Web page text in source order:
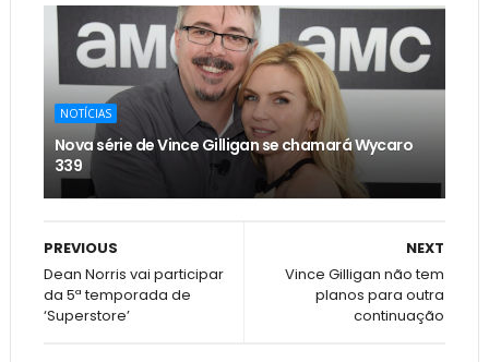
NOTÍCIAS
Nova série de Vince Gilligan se chamará Wycaro
339
NEXT
Vince Gilligan não tem
planos para outra
continuação
PREVIOUS
Dean Norris vai participar
da 5ª temporada de
‘Superstore’